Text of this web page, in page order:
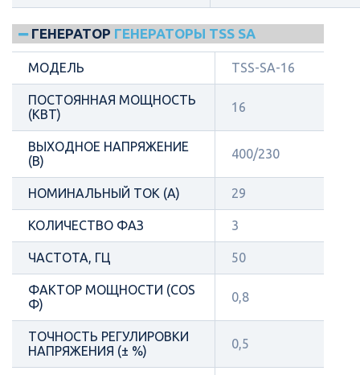
ГЕНЕРАТОР ГЕНЕРАТОРЫ TSS SA
МОДЕЛЬ TSS-SA-16
ПОСТОЯННАЯ МОЩНОСТЬ
(КВТ)
16
ВЫХОДНОЕ НАПРЯЖЕНИЕ
(В)
400/230
НОМИНАЛЬНЫЙ ТОК (А) 29
КОЛИЧЕСТВО ФАЗ 3
ЧАСТОТА, ГЦ 50
ФАКТОР МОЩНОСТИ (COS
Φ)
0,8
ТОЧНОСТЬ РЕГУЛИРОВКИ
НАПРЯЖЕНИЯ (± %)
0,5